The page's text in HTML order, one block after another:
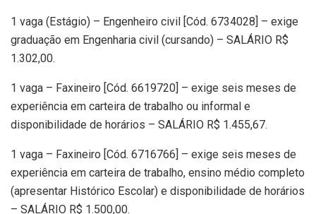
1 vaga (Estágio) – Engenheiro civil [Cód. 6734028] – exige
graduação em Engenharia civil (cursando) – SALÁRIO R$
1.302,00.
1 vaga – Faxineiro [Cód. 6619720] – exige seis meses de
experiência em carteira de trabalho ou informal e
disponibilidade de horários – SALÁRIO R$ 1.455,67.
1 vaga – Faxineiro [Cód. 6716766] – exige seis meses de
experiência em carteira de trabalho, ensino médio completo
(apresentar Histórico Escolar) e disponibilidade de horários
– SALÁRIO R$ 1.500,00.